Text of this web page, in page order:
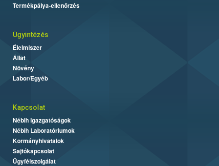
Termékpálya-ellenőrzés
Ügyintézés
Élelmiszer
Állat
Növény
Labor/Egyéb
Kapcsolat
Nébih Igazgatóságok
Nébih Laboratóriumok
Kormányhivatalok
Sajtókapcsolat
Ügyfélszolgálat